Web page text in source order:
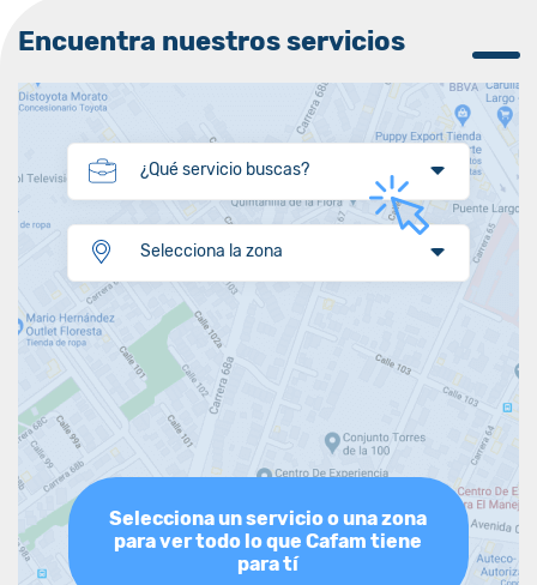
Encuentra nuestros servicios
¿Qué servicio buscas?
Selecciona la zona
Selecciona un servicio o una zona
para ver todo lo que Cafam tiene
para tí